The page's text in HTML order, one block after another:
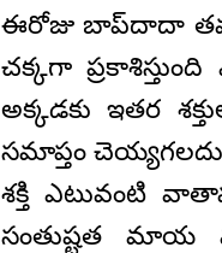
ఈరోజు బాప్‍దాదా తమ
చక్కగా
అక్కడకు ఇతర
సమాప్తం చెయ్యగలదు.
శక్తి ఎటువంటి
సంతుష్టత మాయ